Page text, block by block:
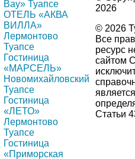
Bay» Туапсе
ОТЕЛЬ «АКВА
ВИЛЛА»
Лермонтово
Туапсе
Гостиница
«МАРСЕЛЬ»
Новомихайловский
Туапсе
Гостиница
«ЛЕТО»
Лермонтово
Туапсе
Гостиница
«Приморская
2026
© 2026
Все
ресурс
сайтом
Статьи